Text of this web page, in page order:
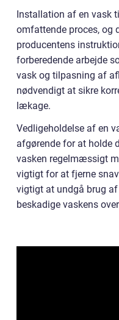
Installation af en vask
omfattende proces, og
producentens
forberedende arbejde
vask og tilpasning af
nødvendigt at sikre
lækage.
Vedligeholdelse af en
afgørende for at holde
vasken regelmæssigt
vigtigt for at fjerne
vigtigt at undgå brug af
beskadige vaskens